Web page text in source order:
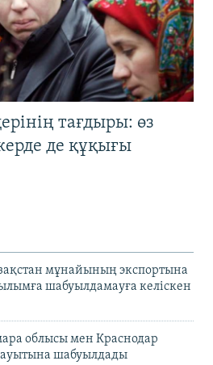
тағдыры: өз
де құқығы
мұнайының экспортына
шабуылдамауға келіскен
облысы мен Краснодар
шабуылдады